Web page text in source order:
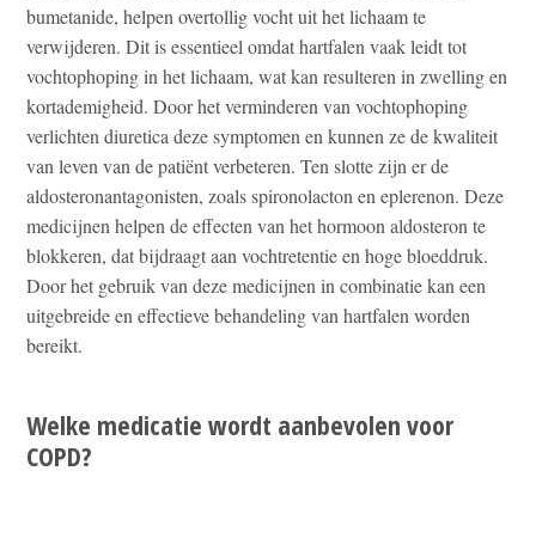
bumetanide, helpen overtollig vocht uit het lichaam te
verwijderen. Dit is essentieel omdat hartfalen vaak leidt tot
vochtophoping in het lichaam, wat kan resulteren in zwelling en
kortademigheid. Door het verminderen van vochtophoping
verlichten diuretica deze symptomen en kunnen ze de kwaliteit
van leven van de patiënt verbeteren. Ten slotte zijn er de
aldosteronantagonisten, zoals spironolacton en eplerenon. Deze
medicijnen helpen de effecten van het hormoon aldosteron te
blokkeren, dat bijdraagt aan vochtretentie en hoge bloeddruk.
Door het gebruik van deze medicijnen in combinatie kan een
uitgebreide en effectieve behandeling van hartfalen worden
bereikt.
Welke medicatie wordt aanbevolen voor
COPD?